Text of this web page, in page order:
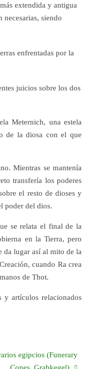
extendida y antigua
siendo
enfrentadas por la
juicios sobre los dos
Meternich, una estela
de la diosa con el que
Mientras se mantenía
transfería los poderes
el resto de dioses y
poder del dios.
se relata el final de la
en la Tierra, pero
da lugar así al mito de la
cuando Ra crea
de Thot.
y artículos relacionados
egipcios (Funerary
Cones, Grabkegel)